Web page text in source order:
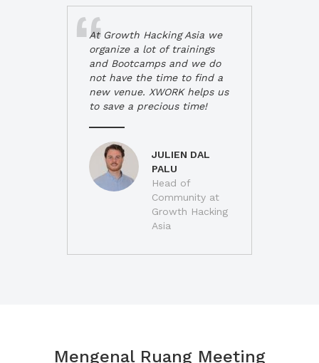
At Growth Hacking Asia we
organize a lot of trainings
and Bootcamps and we do
not have the time to find a
new venue. XWORK helps us
to save a precious time!
JULIEN DAL
PALU
Head of
Community at
Growth Hacking
Asia
Mengenal Ruang Meeting